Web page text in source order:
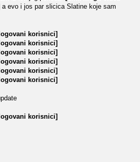
a evo i jos par slicica Slatine koje sam
korisnici]
korisnici]
korisnici]
korisnici]
korisnici]
korisnici]
korisnici]